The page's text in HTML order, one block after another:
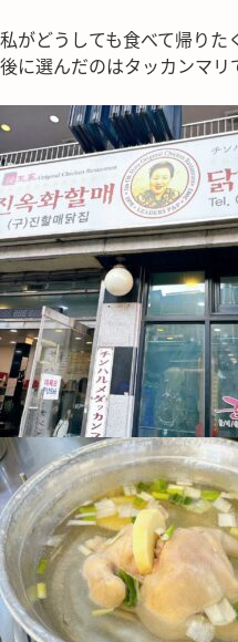
私がどうしても食べて帰り
後に選んだのはタッカンマリ